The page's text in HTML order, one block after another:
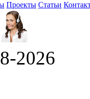
Проекты Статьи
2026